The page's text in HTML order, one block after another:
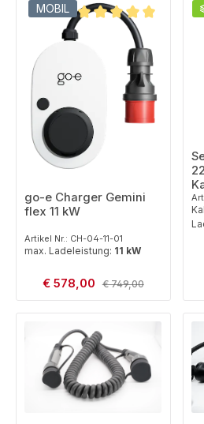
MOBIL
Durchschnittliche
go-e Charger Gemini
flex 11 kW
Artikel Nr.: CH-04-11-01
max. Ladeleistung: 11 kW
Verkaufspreis:
€ 578,00 Regulärer Preis:
€ 749,00